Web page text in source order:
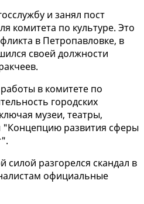
и занял пост
комитета по культуре. Это
в Петропавловке, в
своей должности
в комитете по
городских
музеи, театры,
"Концепцию развития сферы
силой разгорелся скандал в
официальные